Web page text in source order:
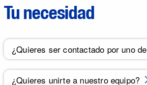
Tu necesidad
¿Quieres ser contactado por uno
¿Quieres unirte a nuestro equipo?